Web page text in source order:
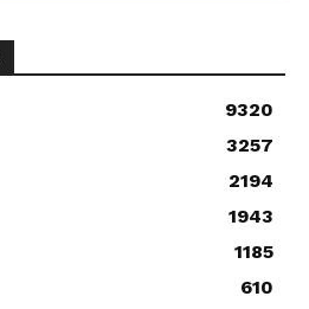
9320
3257
2194
1943
1185
610